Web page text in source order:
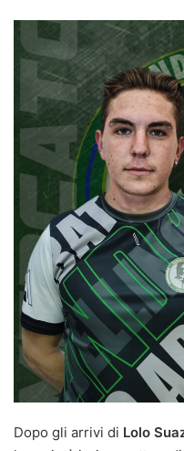
Dopo gli arrivi di Lolo